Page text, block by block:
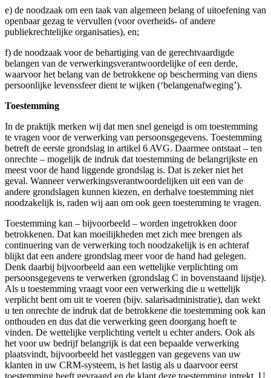
e) de noodzaak om een taak van algemeen belang of uitoefening van
openbaar gezag te vervullen (voor overheids- of andere
publiekrechtelijke organisaties), en;
f) de noodzaak voor de behartiging van de gerechtvaardigde
belangen van de verwerkingsverantwoordelijke of een derde,
waarvoor het belang van de betrokkene op bescherming van diens
persoonlijke levenssfeer dient te wijken (‘belangenafweging’).
Toestemming
In de praktijk merken wij dat men snel geneigd is om toestemming
te vragen voor de verwerking van persoonsgegevens. Toestemming
betreft de eerste grondslag in artikel 6 AVG. Daarmee ontstaat – ten
onrechte – mogelijk de indruk dat toestemming de belangrijkste en
meest voor de hand liggende grondslag is. Dat is zeker niet het
geval. Wanneer verwerkingsverantwoordelijken uit een van de
andere grondslagen kunnen kiezen, en derhalve toestemming niet
noodzakelijk is, raden wij aan om ook geen toestemming te vragen.
Toestemming kan – bijvoorbeeld – worden ingetrokken door
betrokkenen. Dat kan moeilijkheden met zich mee brengen als
continuering van de verwerking toch noodzakelijk is en achteraf
blijkt dat een andere grondslag meer voor de hand had gelegen.
Denk daarbij bijvoorbeeld aan een wettelijke verplichting om
persoonsgegevens te verwerken (grondslag C in bovenstaand lijstje).
Als u toestemming vraagt voor een verwerking die u wettelijk
verplicht bent om uit te voeren (bijv. salarisadministratie), dan wekt
u ten onrechte de indruk dat de betrokkene die toestemming ook kan
onthouden en dus dat die verwerking geen doorgang hoeft te
vinden. De wettelijke verplichting vertelt u echter anders. Ook als
het voor uw bedrijf belangrijk is dat een bepaalde verwerking
plaatsvindt, bijvoorbeeld het vastleggen van gegevens van uw
klanten in uw CRM-systeem, is het lastig als u daarvoor eerst